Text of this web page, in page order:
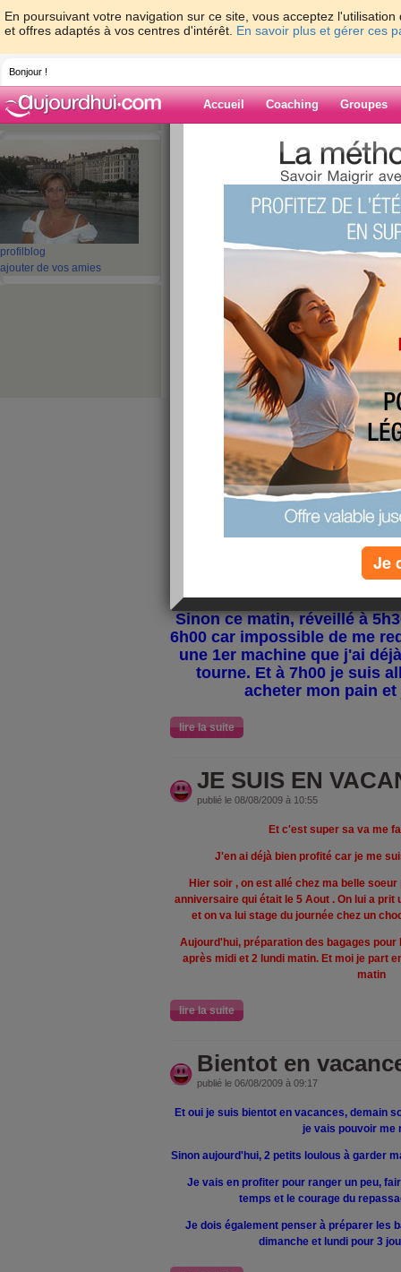
En poursuivant votre navigation sur ce site, vous acceptez
et offres adaptés à vos centres d'intérêt. En savoir plus et gérer ces
Bonjour !
Accueil Coaching Groupes
profil blog
ajouter de vos amies
>
Blog de
21 - 29 »
‹ Préc. 11 12 13 14 15
BON
FISTONS
publié le 09/08/2009 à 08:07
Tous
BON
à mon fils Alexandre qui
à mon beau fils Romain
que le temps passe vite
ans
Sinon ce matin, réveillé à
6h00 car impossible de me
une 1er machine que j'ai
tourne. Et à 7h00 je suis
acheter mon pain
lire la suite
JE SUIS EN
publié le 08/08/2009 à 10:55
Et c'est super sa va me
J'en ai déjà bien profité car je me
Hier soir , on est allé chez ma belle
anniversaire qui était le 5 Aout . On lui a
et on va lui stage du journée chez un
Aujourd'hui, préparation des bagages
après midi et 2 lundi matin. Et moi je part
matin
lire la suite
Bientot en
publié le 06/08/2009 à 09:17
Et oui je suis bientot en vacances, demain
je vais pouvoir me
Sinon aujourd'hui, 2 petits loulous à garder
Je vais en profiter pour ranger un peu,
temps et le courage du
Je dois également penser à préparer les
dimanche et lundi pour 3
Je